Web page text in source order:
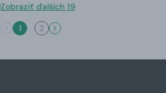
Zobraziť ďalších 19
1
2